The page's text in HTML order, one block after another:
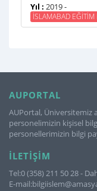
Yıl : 2019 -
İSLAMABAD EĞİTİM
AUPORTAL
AUPortal, Üniversitemiz
personelimizin kişisel
personellerimizin bilgi
İLETIŞIM
Tel:0 (358) 211 50 28 -
E-